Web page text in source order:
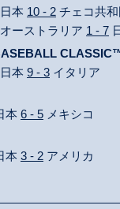
本 10 - 2 チェコ共和
ーストラリア 1 - 7
本 9 - 3 イタリア
本 6 - 5 メキシコ
本 3 - 2 アメリカ